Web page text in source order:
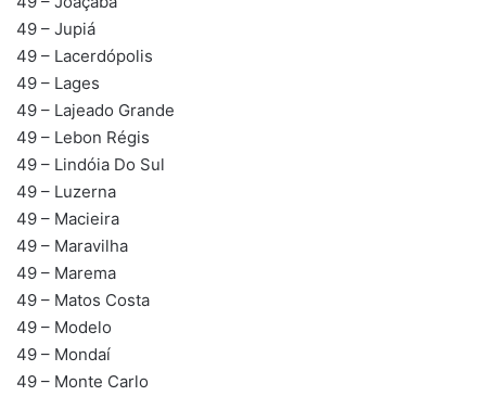
49 – Jupiá
49 – Lacerdópolis
49 – Lages
49 – Lajeado Grande
49 – Lebon Régis
49 – Lindóia Do Sul
49 – Luzerna
49 – Macieira
49 – Maravilha
49 – Marema
49 – Matos Costa
49 – Modelo
49 – Mondaí
49 – Monte Carlo